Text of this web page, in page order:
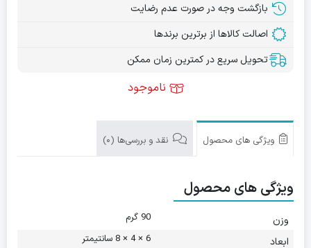
بازگشت وجه در صورت عدم رضایت
اصالت کالاها از برترین برندها
تحویل سریع در کمترین زمان ممکن
ناموجود
ویژگی های محصول نقد و بررسی‌ها (0)
ویژگی های محصول
وزن 90 گرم
ابعاد 6 × 4 × 8 سانتیمتر